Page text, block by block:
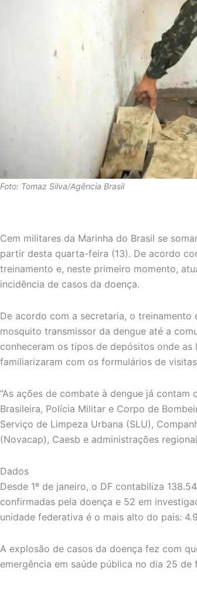
Foto: Tomaz Silva/Agência Brasil
Cem militares da Marinha do Brasil se
partir desta quarta-feira (13). De acordo
treinamento e, neste primeiro momento,
incidência de casos da doença.
De acordo com a secretaria, o
mosquito transmissor da dengue até a
conheceram os tipos de depósitos onde
familiarizaram com os formulários de
“As ações de combate à dengue já
Brasileira, Polícia Militar e Corpo de
Serviço de Limpeza Urbana (SLU),
(Novacap), Caesb e administrações
Dados
Desde 1º de janeiro, o DF contabiliza
confirmadas pela doença e 52 em
unidade federativa é o mais alto do país:
A explosão de casos da doença fez com
emergência em saúde pública no dia 25 de